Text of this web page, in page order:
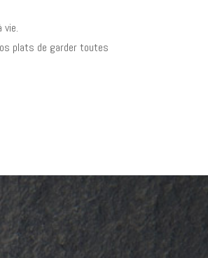
vie.
plats de garder toutes